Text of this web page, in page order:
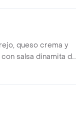
queso crema y
salsa dinamita de